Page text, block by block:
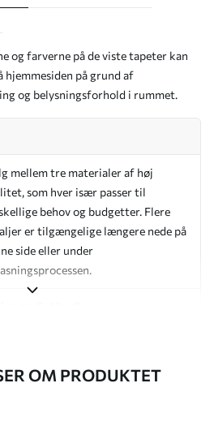
og farverne på de viste tapeter kan
hjemmesiden på grund af
og belysningsforhold i rummet.
mellem tre materialer af høj
som hver især passer til
behov og budgetter. Flere
er tilgængelige længere nede på
side eller under
OM PRODUKTET